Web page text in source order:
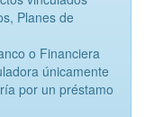
Planes de
o Financiera
únicamente
por un préstamo